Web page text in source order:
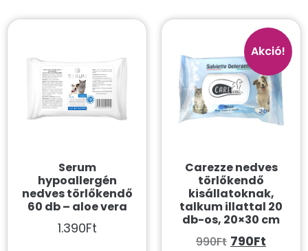
Serum
hypoallergén
nedves törlőkendő
60 db – aloe vera
1.390Ft
Akció!
Carezze nedves
törlőkendő
kisállatoknak,
talkum illattal 20
db-os, 20×30 cm
990Ft 790Ft
Bolha és kullancs ellen
Kefék, fésűk
Mancsápolás
Sampon
Törlőkendők
Itatószökőkút
Játékok